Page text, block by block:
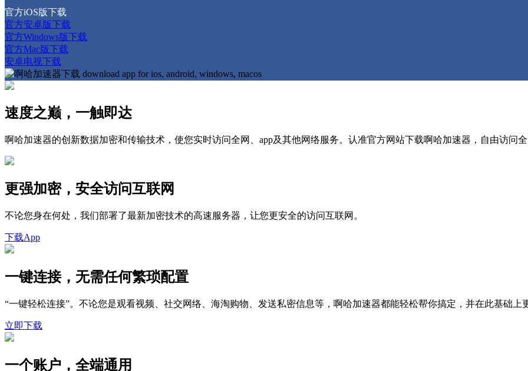
官方iOS版下载
官方安卓版下载
官方Windows版下载
官方Mac版下载
安卓电视下载
速度之巅，一触即达
啊哈加速器的创新数据加密和传输技术，使您实时访问全网、app及其他网络服务。认准官方网站下载啊哈加速器，自由访问
更强加密，安全访问互联网
不论您身在何处，我们部署了最新加密技术的高速服务器，让您更安全的访问互联网。
下载App
一键连接，无需任何繁琐配置
“一键轻松连接”。不论您是观看视频、社交网络、海淘购物、发送私密信息等，啊哈加速器都能轻松帮你搞定，并在此基础上
立即下载
一个账户，全端通用